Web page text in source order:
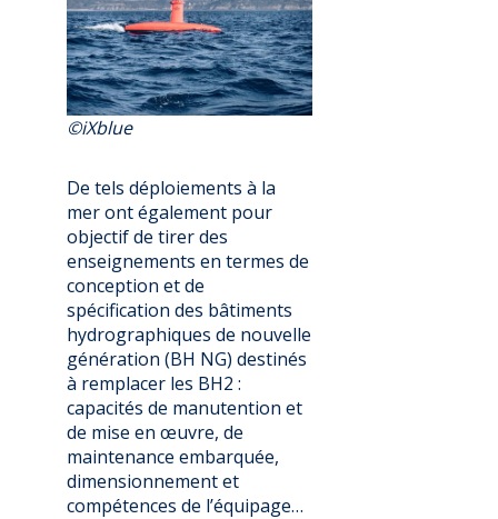
©iXblue
De tels déploiements à la
mer ont également pour
objectif de tirer des
enseignements en termes de
conception et de
spécification des bâtiments
hydrographiques de nouvelle
génération (BH NG) destinés
à remplacer les BH2 :
capacités de manutention et
de mise en œuvre, de
maintenance embarquée,
dimensionnement et
compétences de l’équipage…